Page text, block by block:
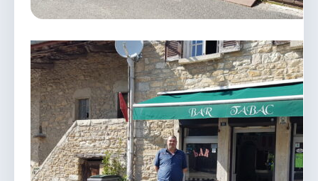
vous.
mairie@douvres.fr
140 Place de la Babillière, 01500 Douvres
Contacter la mairie
Le guichet des associations
publier une annonce